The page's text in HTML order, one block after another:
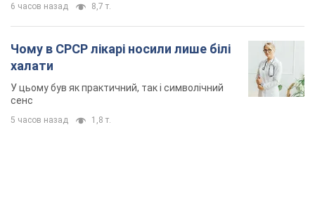
6 часов назад 8,7 т.
Чому в СРСР лікарі носили лише білі
халати
У цьому був як практичний, так і символічний
сенс
5 часов назад 1,8 т.